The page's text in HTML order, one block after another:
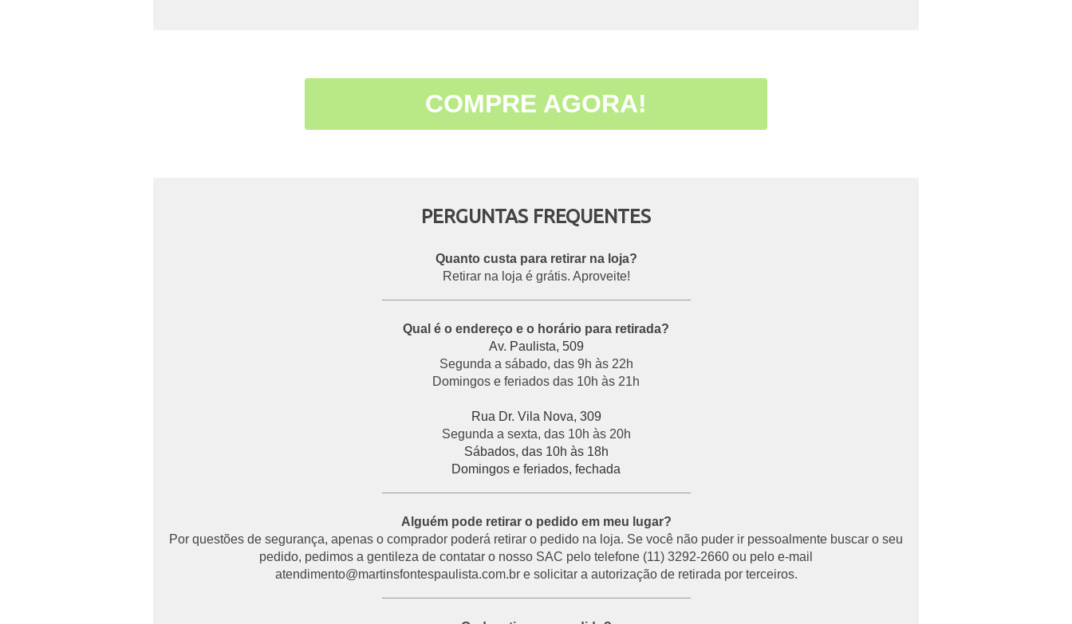
COMPRE AGORA!
PERGUNTAS FREQUENTES
Quanto custa para retirar na loja?
Retirar na loja é grátis. Aproveite!
Qual é o endereço e o horário para retirada?
Av. Paulista, 509
Segunda a sábado, das 9h às 22h
Domingos e feriados das 10h às 21h
Rua Dr. Vila Nova, 309
Segunda a sexta, das 10h às 20h
Sábados, das 10h às 18h
Domingos e feriados, fechada
Alguém pode retirar o pedido em meu lugar?
Por questões de segurança, apenas o comprador poderá retirar o pedido na loja. Se você não puder ir pessoalmente buscar o seu
pedido, pedimos a gentileza de contatar o nosso SAC pelo telefone (11) 3292-2660 ou pelo e-mail
atendimento@martinsfontespaulista.com.br e solicitar a autorização de retirada por terceiros.